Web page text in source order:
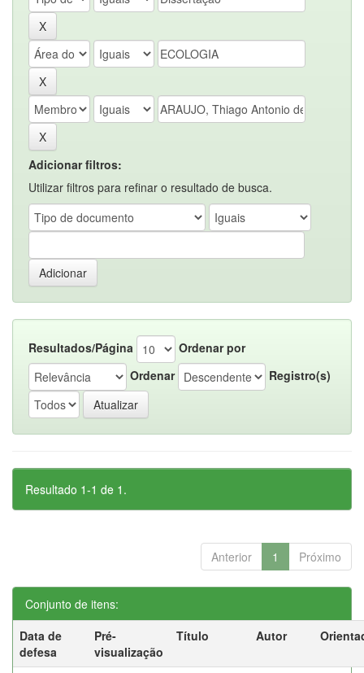
Adicionar filtros:
Utilizar filtros para refinar o resultado de busca.
Resultados/Página
Ordenar por
Ordenar
Registro(s)
Resultado 1-1 de 1.
Anterior 1 Próximo
Conjunto de itens:
Data de
defesa
Pré-
visualização
Título Autor